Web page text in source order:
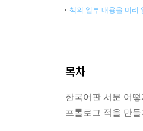
책의 일부 내용을 미리
목차
한국어판 서문 어
프롤로그 적을 만